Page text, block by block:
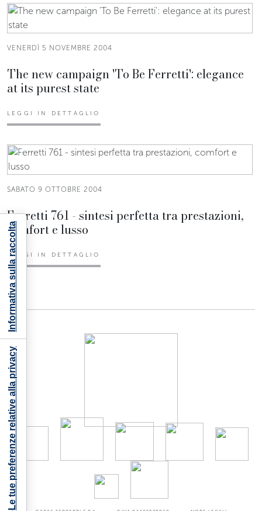
VENERDÌ 5 NOVEMBRE 2004
The new campaign 'To Be Ferretti': elegance
at its purest state
LEGGI IN DETTAGLIO
SABATO 9 OTTOBRE 2004
Ferretti 761 - sintesi perfetta tra prestazioni,
comfort e lusso
LEGGI IN DETTAGLIO
Le tue preferenze relative alla privacy
Informativa sulla raccolta